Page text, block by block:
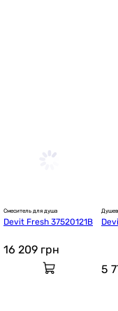
Смеситель для душа
Devit Fresh 37520121B
16 209 грн
5